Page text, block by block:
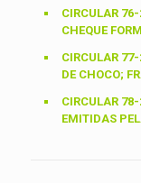
CIRCULAR
CHEQUE
CIRCULAR
DE CHOCO;
CIRCULAR
EMITIDAS